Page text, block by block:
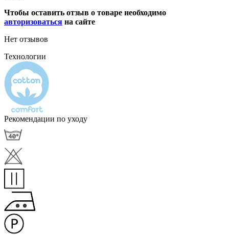
Чтобы оставить отзыв о товаре необходимо
авторизоваться на сайте
Нет отзывов
Технологии
Рекомендации по уходу